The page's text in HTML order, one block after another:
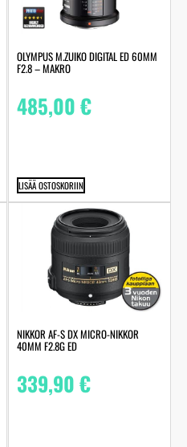
OLYMPUS M.ZUIKO DIGITAL ED 60MM
F2.8 – MAKRO
485,00€
LISÄÄ OSTOSKORIIN
NIKKOR AF-S DX MICRO-NIKKOR
40MM F2.8G ED
339,90€